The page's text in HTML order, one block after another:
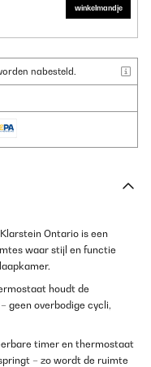
winkelmandje
nabesteld.
Ontario is een
waar stijl en functie
houdt de
geen overbodige cycli,
timer en thermostaat
– zo wordt de ruimte